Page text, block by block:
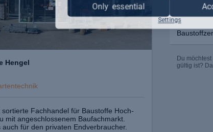
Hengel
Fachhandel für Baustoffe Hoch-
mit angeschlossenem Baufachmarkt.
für den privaten Endverbraucher.
Du
gültig ist?
Only essential
Settings